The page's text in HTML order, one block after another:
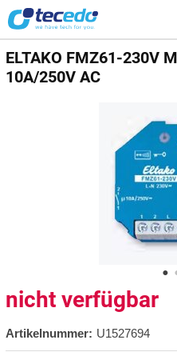
ELTAKO FMZ61-230V
10A/250V AC
nicht verfügbar
Artikelnummer: U1527694